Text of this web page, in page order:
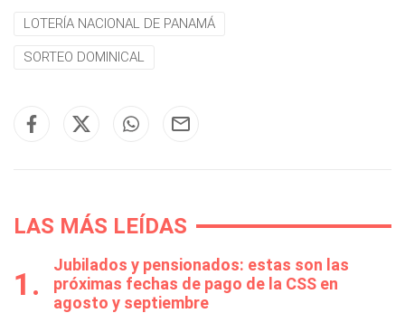
LOTERÍA NACIONAL DE PANAMÁ
SORTEO DOMINICAL
LAS MÁS LEÍDAS
Jubilados y pensionados: estas son las
próximas fechas de pago de la CSS en
agosto y septiembre